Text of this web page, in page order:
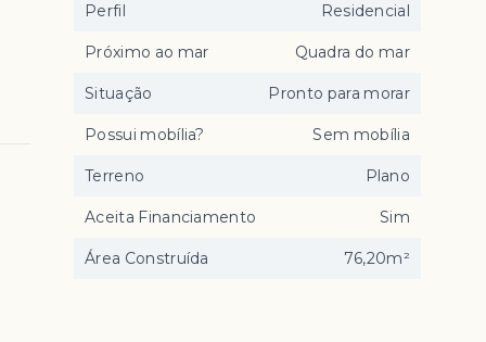
Perfil Residencial
Próximo ao mar Quadra do mar
Situação Pronto para morar
Possui mobília? Sem mobília
Terreno Plano
Aceita Financiamento Sim
Área Construída 76,20m²